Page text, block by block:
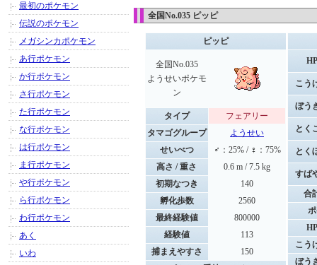
全国No.035 ピッピ
ピッピ
全国No.035
ようせいポケモ
ン
タイプ
フェアリー
タマゴグループ
ようせい
せいべつ
♂：25% / ♀：75%
高さ / 重さ
0.6 m / 7.5 kg
初期なつき
140
孵化歩数
2560
最終経験値
800000
経験値
113
捕まえやすさ
150
HP
こう
ぼう
とく
とく
すば
合
HP
こう
ぼう
最初のポケモン
伝説のポケモン
メガシンカポケモン
あ行ポケモン
か行ポケモン
さ行ポケモン
た行ポケモン
な行ポケモン
は行ポケモン
ま行ポケモン
や行ポケモン
ら行ポケモン
わ行ポケモン
あく
いわ